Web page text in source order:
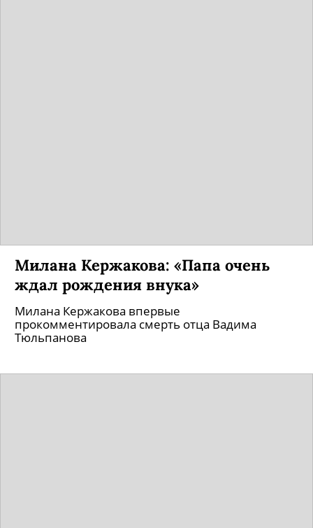
Милана Кержакова: «Папа очень
ждал рождения внука»
Милана Кержакова впервые
прокомментировала смерть отца Вадима
Тюльпанова